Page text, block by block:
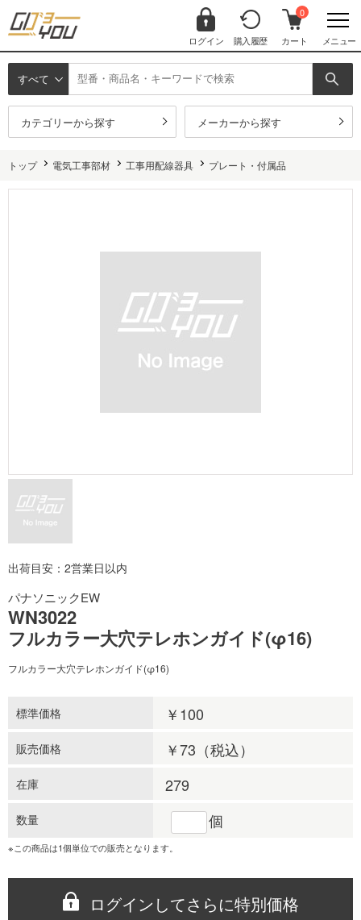
ログイン 購入履歴
0
カート メニュー
すべて
カテゴリーから探す メーカーから探す
トップ 電気工事部材 工事用配線器具 プレート・付属品
出荷目安：2営業日以内
パナソニックEW
WN3022
フルカラー大穴テレホンガイド(φ16)
フルカラー大穴テレホンガイド(φ16)
標準価格 ￥100
販売価格 ￥73 （税込）
在庫 279
数量 個
※この商品は1個単位での販売となります。
ログインしてさらに特別価格